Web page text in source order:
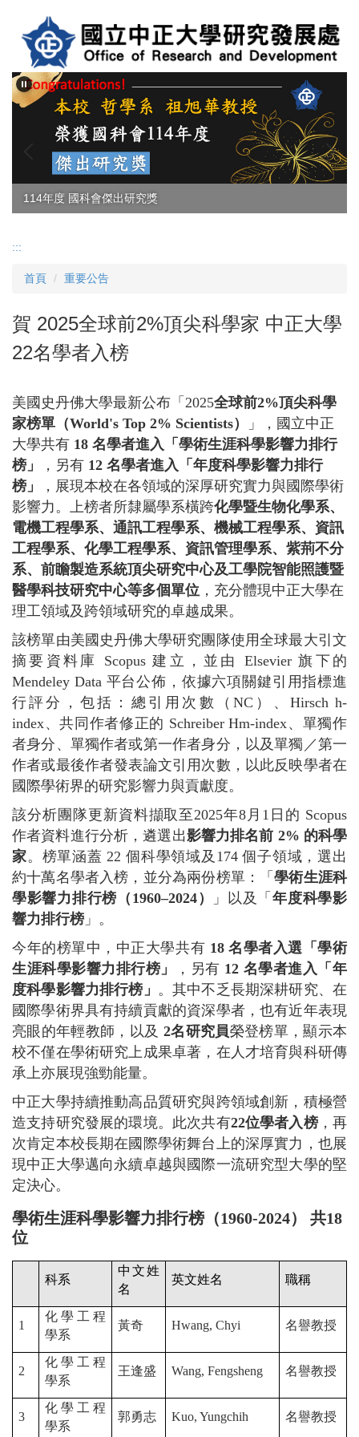
內
容
114年度 國科會傑出研究獎
:::
首頁 重要公告
賀 2025全球前2%頂尖科學家 中正大學
22名學者入榜
美國史丹佛大學最新公布「2025全球前2%頂尖科學
家榜單（World's Top 2% Scientists）
」，國立中正
大學共有 18 名學者進入「學術生涯科學影響力排行
榜」
，另有 12 名學者進入「年度科學影響力排行
榜」
，展現本校在各領域的深厚研究實力與國際學術
影響力。上榜者所隸屬學系橫跨化學暨生物化學系、
電機工程學系、通訊工程學系、機械工程學系、資訊
工程學系、化學工程學系、資訊管理學系、紫荊不分
系、前瞻製造系統頂尖研究中心及工學院智能照護暨
醫學科技研究中心等多個單位 ，充分體現中正大學在
理工領域及跨領域研究的卓越成果。
該榜單由美國史丹佛大學研究團隊使用全球最大引文
摘要資料庫 Scopus 建立，並由 Elsevier 旗下的
Mendeley Data 平台公佈，依據六項關鍵引用指標進
行評分，包括：總引用次數（NC）、Hirsch h-
index、共同作者修正的 Schreiber Hm-index、單獨作
者身分、單獨作者或第一作者身分，以及單獨／第一
作者或最後作者發表論文引用次數，以此反映學者在
國際學術界的研究影響力與貢獻度。
該分析團隊更新資料擷取至2025年8月1日的 Scopus
作者資料進行分析，遴選出影響力排名前 2% 的科學
家。榜單涵蓋 22 個科學領域及174 個子領域，選出
約十萬名學者入榜，並分為兩份榜單：「學術生涯科
學影響力排行榜（1960–2024） 」以及「年度科學影
響力排行榜 」。
今年的榜單中，中正大學共有 18 名學者入選「學術
生涯科學影響力排行榜」
，另有 12 名學者進入「年
度科學影響力排行榜」 。其中不乏長期深耕研究、在
國際學術界具有持續貢獻的資深學者，也有近年表現
亮眼的年輕教師，以及 2名研究員榮登榜單，顯示本
校不僅在學術研究上成果卓著，在人才培育與科研傳
承上亦展現強勁能量。
中正大學持續推動高品質研究與跨領域創新，積極營
造支持研究發展的環境。此次共有22位學者入榜，再
次肯定本校長期在國際學術舞台上的深厚實力，也展
現中正大學邁向永續卓越與國際一流研究型大學的堅
定決心。
學術生涯科學影響力排行榜（1960-2024） 共18
位
科系
中文姓
名
英文姓名 職稱
1
化學工程
學系
黃奇 Hwang, Chyi 名譽教授
2
化學工程
學系
王逢盛 Wang, Fengsheng 名譽教授
3
化學工程
學系
郭勇志 Kuo, Yungchih 名譽教授